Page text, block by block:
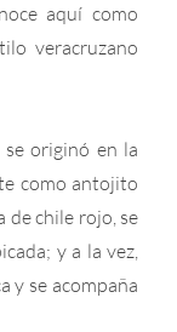
aquí como
veracruzano
originó en la
como antojito
de chile rojo, se
y a la vez,
y se acompaña